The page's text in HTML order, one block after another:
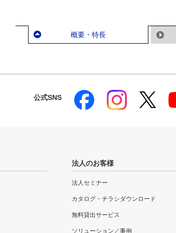
概要・特長
公式SNS
法人のお客様
法人セミナー
カタログ・チラシダウンロード
無料貸出サービス
ソリューション／事例